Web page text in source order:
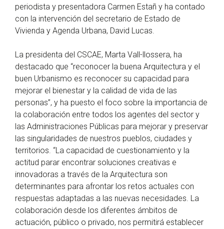
periodista y presentadora Carmen Estañ y ha contado
con la intervención del secretario de Estado de
Vivienda y Agenda Urbana, David Lucas.
La presidenta del CSCAE, Marta Vall-llossera, ha
destacado que “reconocer la buena Arquitectura y el
buen Urbanismo es reconocer su capacidad para
mejorar el bienestar y la calidad de vida de las
personas”, y ha puesto el foco sobre la importancia de
la colaboración entre todos los agentes del sector y
las Administraciones Públicas para mejorar y preservar
las singularidades de nuestros pueblos, ciudades y
territorios. “La capacidad de cuestionamiento y la
actitud parar encontrar soluciones creativas e
innovadoras a través de la Arquitectura son
determinantes para afrontar los retos actuales con
respuestas adaptadas a las nuevas necesidades. La
colaboración desde los diferentes ámbitos de
actuación, público o privado, nos permitirá establecer